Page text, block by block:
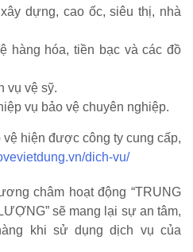
dựng, cao ốc, siêu thị, nhà
hàng hóa, tiền bạc và các đồ
vụ vệ sỹ.
vụ bảo vệ chuyên nghiệp.
hiện được công ty cung cấp,
dich-vu/
châm hoạt động “TRUNG
sẽ mang lại sự an tâm,
khi sử dụng dịch vụ của